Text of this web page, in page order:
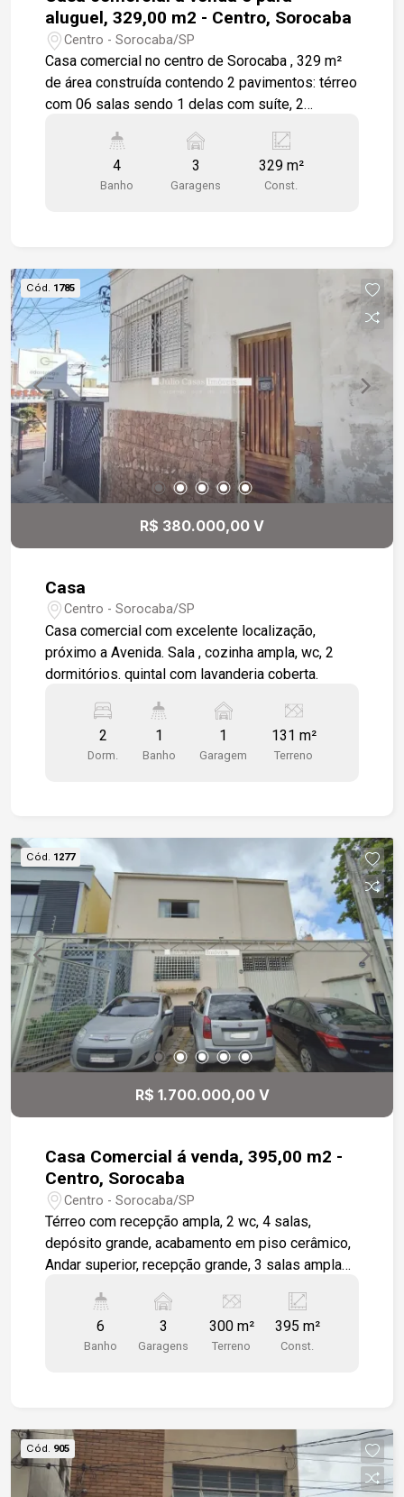
aluguel, 329,00 m2 - Centro, Sorocaba
Centro - Sorocaba/SP
Casa comercial no centro de Sorocaba , 329 m²
de área construída contendo 2 pavimentos: térreo
com 06 salas sendo 1 delas com suíte, 2
banheiros, área de serviços coberta quintal no
fundo do imóvel. Garagem frontal com 03 vagas.
4
Banho
3
Garagens
329 m²
Const.
Cód. 1785
R$ 380.000,00 V
Casa
Centro - Sorocaba/SP
Casa comercial com excelente localização,
próximo a Avenida. Sala , cozinha ampla, wc, 2
dormitórios. quintal com lavanderia coberta.
2
Dorm.
1
Banho
1
Garagem
131 m²
Terreno
Cód. 1277
R$ 1.700.000,00 V
Casa Comercial á venda, 395,00 m2 -
Centro, Sorocaba
Centro - Sorocaba/SP
Térreo com recepção ampla, 2 wc, 4 salas,
depósito grande, acabamento em piso cerâmico,
Andar superior, recepção grande, 3 salas amplas,
em piso taco madeira.
6
Banho
3
Garagens
300 m²
Terreno
395 m²
Const.
Cód. 905